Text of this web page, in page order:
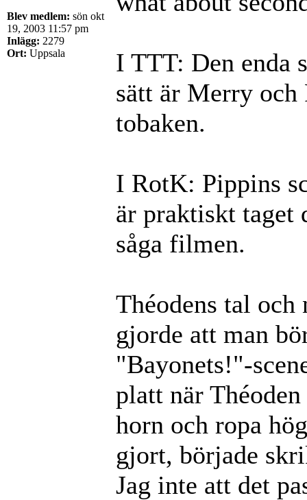
Blev medlem: sön okt
19, 2003 11:57 pm
Inlägg: 2279
Ort: Uppsala
I TTT: Den enda
sätt är Merry
tobaken.
I RotK: Pippins
är praktiskt taget
såga filmen.
Théodens tal och
gjorde att man
"Bayonets!"-
platt när
horn och ropa
gjort, började
Jag inte att det